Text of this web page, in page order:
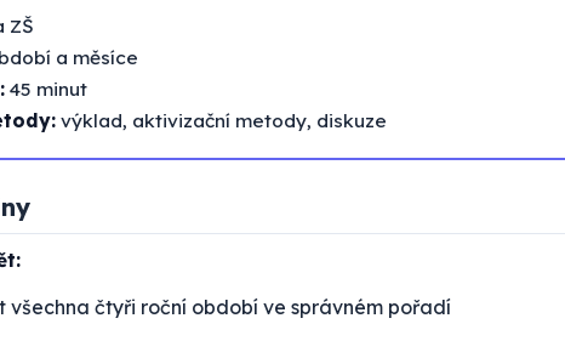
ZŠ
a měsíce
45 minut
výklad, aktivizační metody, diskuze
všechna čtyři roční období ve správném pořadí